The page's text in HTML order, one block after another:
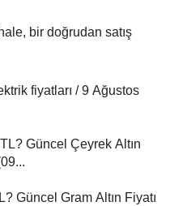
bir doğrudan satış
fiyatları / 9 Ağustos
Güncel Çeyrek Altın
Güncel Gram Altın Fiyatı